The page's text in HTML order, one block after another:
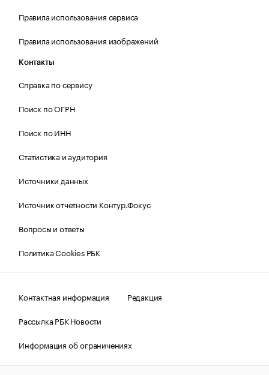
Правила использования сервиса
Правила использования изображений
Контакты
Справка по сервису
Поиск по ОГРН
Поиск по ИНН
Статистика и аудитория
Источники данных
Источник отчетности Контур.Фокус
Вопросы и ответы
Политика Cookies РБК
Контактная информация
Редакция
Рассылка РБК Новости
Информация об ограничениях
Правовая информация
О соблюдении авторских прав